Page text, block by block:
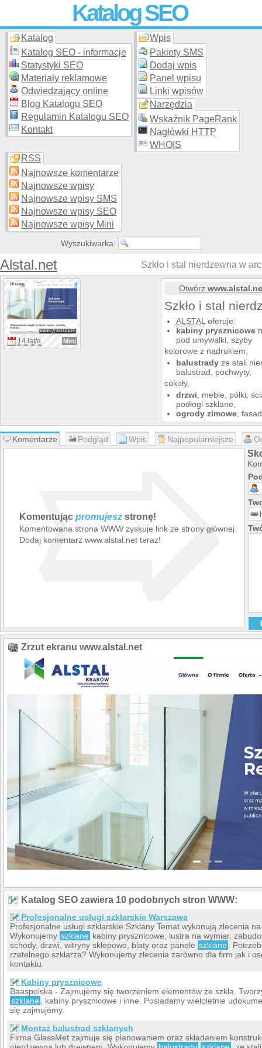
Katalog SEO
Skuteczna i promocja stron WWW –
moderowanego katalogu za darmo!
Katalog
Katalog SEO - informacje
Statystyki SEO
Materiały reklamowe
Odwiedzający online
Blog Katalogu SEO
Regulamin Katalogu SEO
Kontakt
Wpis
Pakiety SMS
Dodaj wpis
Panel wpisu
Linki wpisów
Narzędzia
Wskaźnik PageRank
Nagłówki HTTP
WHOIS
RSS
Najnowsze komentarze
Najnowsze wpisy
Najnowsze wpisy SMS
Najnowsze wpisy SEO
Najnowsze wpisy Mini
Wyszukiwarka:
Alstal.net Szkło i stal nierdzewna w
14 lat/a Mini
Otwórz
Szkło i stal
ALSTAL oferuje:
kabiny prysznicowe
pod umywalki, szyby
kolorowe z nadrukiem,
balustradyze stali
balustrad, pochwyty,
cokoły,
drzwi , meble, półki,
podłogi szklane,
ogrody zimowe,
z blach perforowanych
Komentarze
Podgląd Wpis Najpopularniejsze
Komentując promujesz stronę!
Komentowana strona WWW zyskuje link ze strony głównej.
Dodaj komentarz www.alstal.net teraz!
➯
Zrzut ekranu www.alstal.net
Katalog SEO zawiera 10 podobnych stron WWW:
Profesjonalne usługi szklarskie Warszawa
Profesjonalne usługi szklarskie Szklany Temat wykonują zlecenia
Wykonujemy szklane kabiny prysznicowe, lustra na wymiar,
schody, drzwi, witryny sklepowe, blaty oraz panele szklane
.
rzetelnego szklarza? Wykonujemy zlecenia zarówno dla firm jak i
kontaktu.
Kabiny prysznicowe
Baaspolska - Zajmujemy się tworzeniem elementów ze szkła.
szklane
, kabiny prysznicowe i inne. Posiadamy wieloletnie
się zajmujemy.
Montaż balustrad szklanych
Firma GlassMet zajmuje się planowaniem oraz składaniem